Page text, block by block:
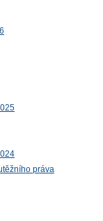
práva